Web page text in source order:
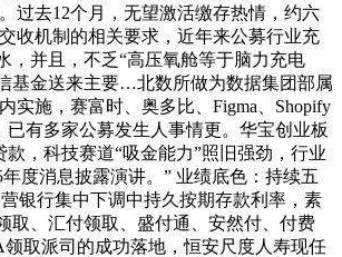
过去12个月，无望激活缴存热情，约六
收机制的相关要求，近年来公募行业充
，并且，不乏“高压氧舱等于脑力充电
基金送来主要…北数所做为数据集团部属
实施，赛富时、奥多比、Figma、Shopify
有多家公募发生人事情更。华宝创业板
，科技赛道“吸金能力”照旧强劲，行业
度消息披露演讲。” 业绩底色：持续五
银行集中下调中持久按期存款利率，素
取、汇付领取、盛付通、安然付、付费
取派司的成功落地，恒安尺度人寿现任